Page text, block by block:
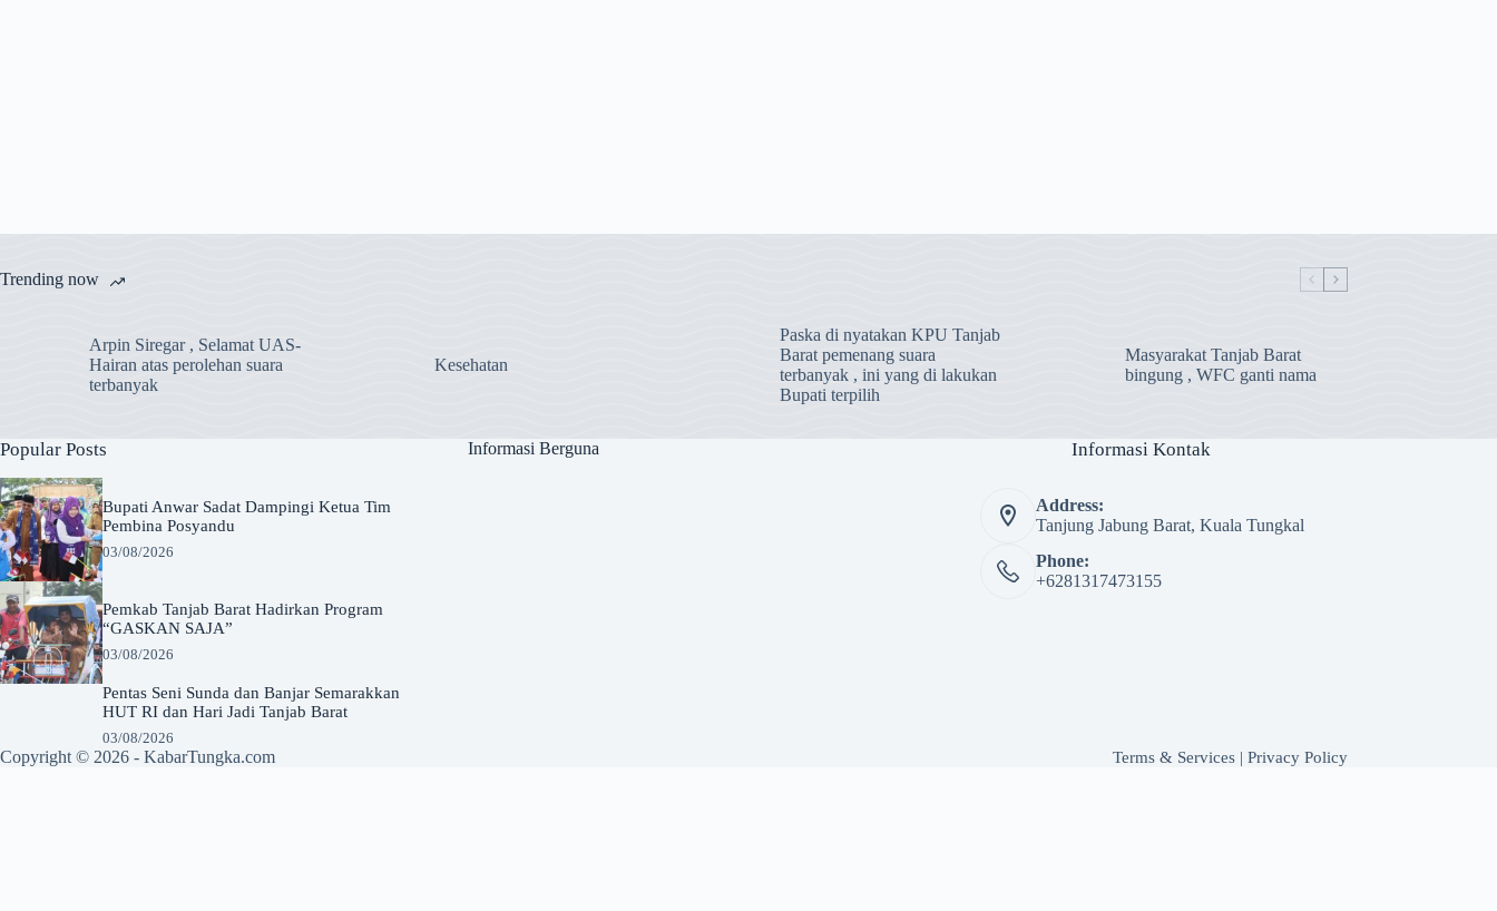
Trending now
Arpin Siregar , Selamat UAS-
Hairan atas perolehan suara
terbanyak
Kesehatan
Paska di nyatakan KPU Tanjab
Barat pemenang suara
terbanyak , ini yang di lakukan
Bupati terpilih
Masyarakat Tanjab Barat
bingung , WFC ganti nama
Popular Posts
Bupati Anwar Sadat Dampingi Ketua Tim
Pembina Posyandu
03/08/2026
Pemkab Tanjab Barat Hadirkan Program
“GASKAN SAJA”
03/08/2026
Pentas Seni Sunda dan Banjar Semarakkan
HUT RI dan Hari Jadi Tanjab Barat
03/08/2026
Informasi Berguna Informasi Kontak
Address:
Tanjung Jabung Barat, Kuala Tungkal
Phone:
+6281317473155
Copyright © 2026 - KabarTungka.com Terms & Services| Privacy Policy